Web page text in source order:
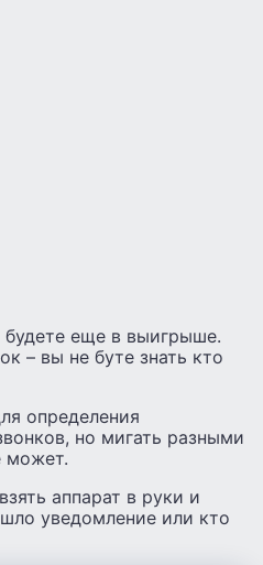
будете еще в выигрыше.
– вы не буте знать кто
определения
но мигать разными
может.
аппарат в руки и
уведомление или кто